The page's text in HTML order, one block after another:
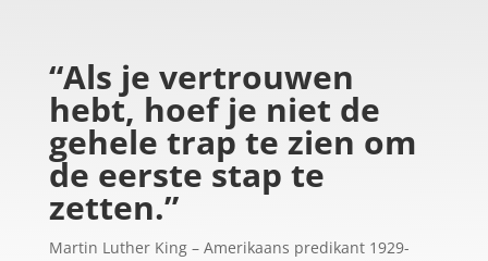
“Als je vertrouwen
hebt, hoef je niet de
gehele trap te zien om
de eerste stap te
zetten.”
Martin Luther King – Amerikaans predikant 1929-